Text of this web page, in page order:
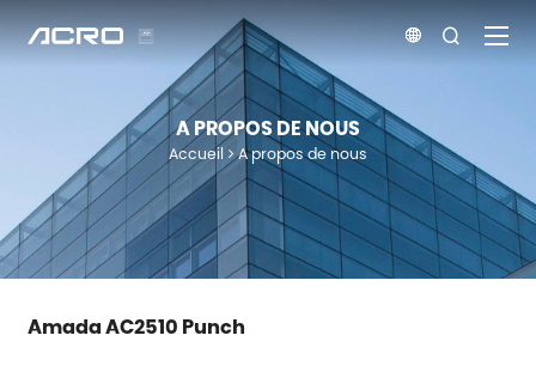
 
A PROPOS DE NOUS
Accueil A propos de nous
Amada AC2510 Punch